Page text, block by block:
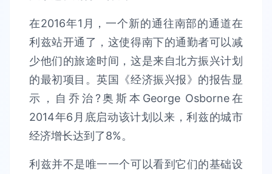
在2016年1月，一个新的通往南部的通道在
利兹站开通了，这使得南下的通勤者可以减
少他们的旅途时间，这是来自北方振兴计划
的最初项目。英国《经济振兴报》的报告显
示，自乔治?奥斯本George Osborne在
2014年6月底启动该计划以来，利兹的城市
经济增长达到了8%。
利兹并不是唯一一个可以看到它们的基础设